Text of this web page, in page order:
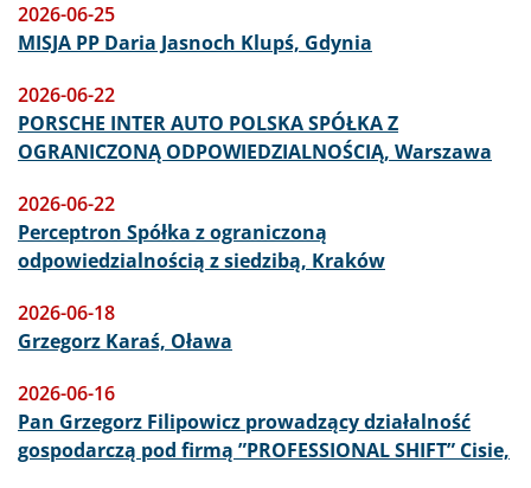
2026-06-25
MISJA PP Daria Jasnoch Klupś, Gdynia
2026-06-22
PORSCHE INTER AUTO POLSKA SPÓŁKA Z
OGRANICZONĄ ODPOWIEDZIALNOŚCIĄ, Warszawa
2026-06-22
Perceptron Spółka z ograniczoną
odpowiedzialnością z siedzibą, Kraków
2026-06-18
Grzegorz Karaś, Oława
2026-06-16
Pan Grzegorz Filipowicz prowadzący działalność
gospodarczą pod firmą ”PROFESSIONAL SHIFT” Cisie,